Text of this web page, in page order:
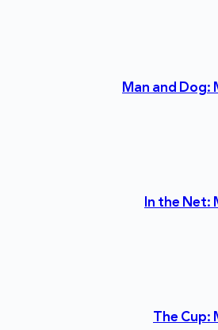
Man and Dog:
In the Net:
The Cup: